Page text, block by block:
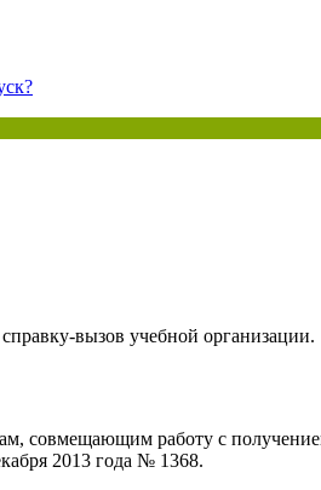
журнала
журнала
вызов учебной организации.
совмещающим работу с
2013 года № 1368.